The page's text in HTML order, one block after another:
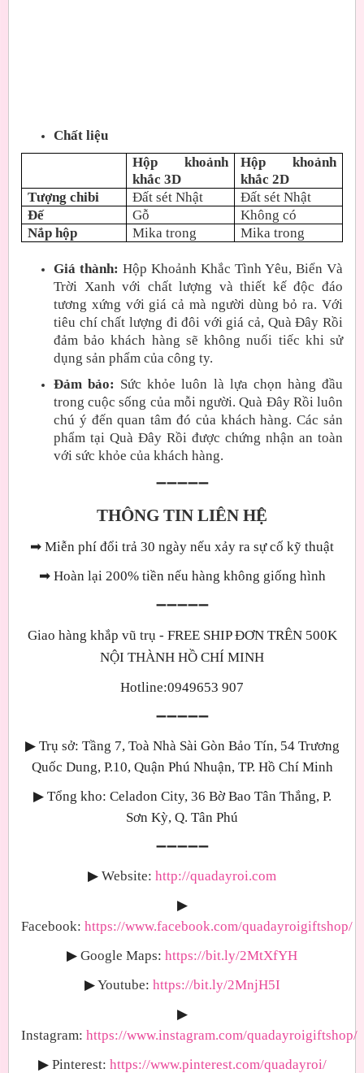
Chất liệu
Hộp khoảnh
khắc 3D
Hộp khoảnh
khắc 2D
Tượng chibi
Đất sét Nhật
Đất sét Nhật
Đế
Gỗ
Không có
Nắp hộp
Mika trong Mika trong
Giá thành: Hộp Khoảnh Khắc Tình Yêu, Biển Và
Trời Xanh với chất lượng và thiết kế độc đáo
tương xứng với giá cả mà người dùng bỏ ra. Với
tiêu chí chất lượng đi đôi với giá cả, Quà Đây Rồi
đảm bảo khách hàng sẽ không nuối tiếc khi sử
dụng sản phẩm của công ty.
Đảm bảo: Sức khỏe luôn là lựa chọn hàng đầu
trong cuộc sống của mỗi người. Quà Đây Rồi luôn
chú ý đến quan tâm đó của khách hàng. Các sản
phẩm tại Quà Đây Rồi được chứng nhận an toàn
với sức khỏe của khách hàng.
➖➖➖➖➖
THÔNG TIN LIÊN HỆ
➡ Miễn phí đổi trả 30 ngày nếu xảy ra sự cố kỹ thuật
➡Hoàn lại 200% tiền nếu hàng không giống hình
➖➖➖➖➖
Giao hàng khắp vũ trụ - FREE SHIP ĐƠN TRÊN 500K
NỘI THÀNH HỒ CHÍ MINH
Hotline:0949653 907
➖➖➖➖➖
▶Trụ sở: Tầng 7, Toà Nhà Sài Gòn Bảo Tín, 54 Trương
Quốc Dung, P.10, Quận Phú Nhuận, TP. Hồ Chí Minh
▶Tổng kho: Celadon City, 36 Bờ Bao Tân Thắng, P.
Sơn Kỳ, Q. Tân Phú
➖➖➖➖➖
▶ Website: http://quadayroi.com
▶
Facebook: https://www.facebook.com/quadayroigiftshop/
▶ Google Maps: https://bit.ly/2MtXfYH
▶Youtube: https://bit.ly/2MnjH5I
▶
Instagram: https://www.instagram.com/quadayroigiftshop/
▶ Pinterest: https://www.pinterest.com/quadayroi/